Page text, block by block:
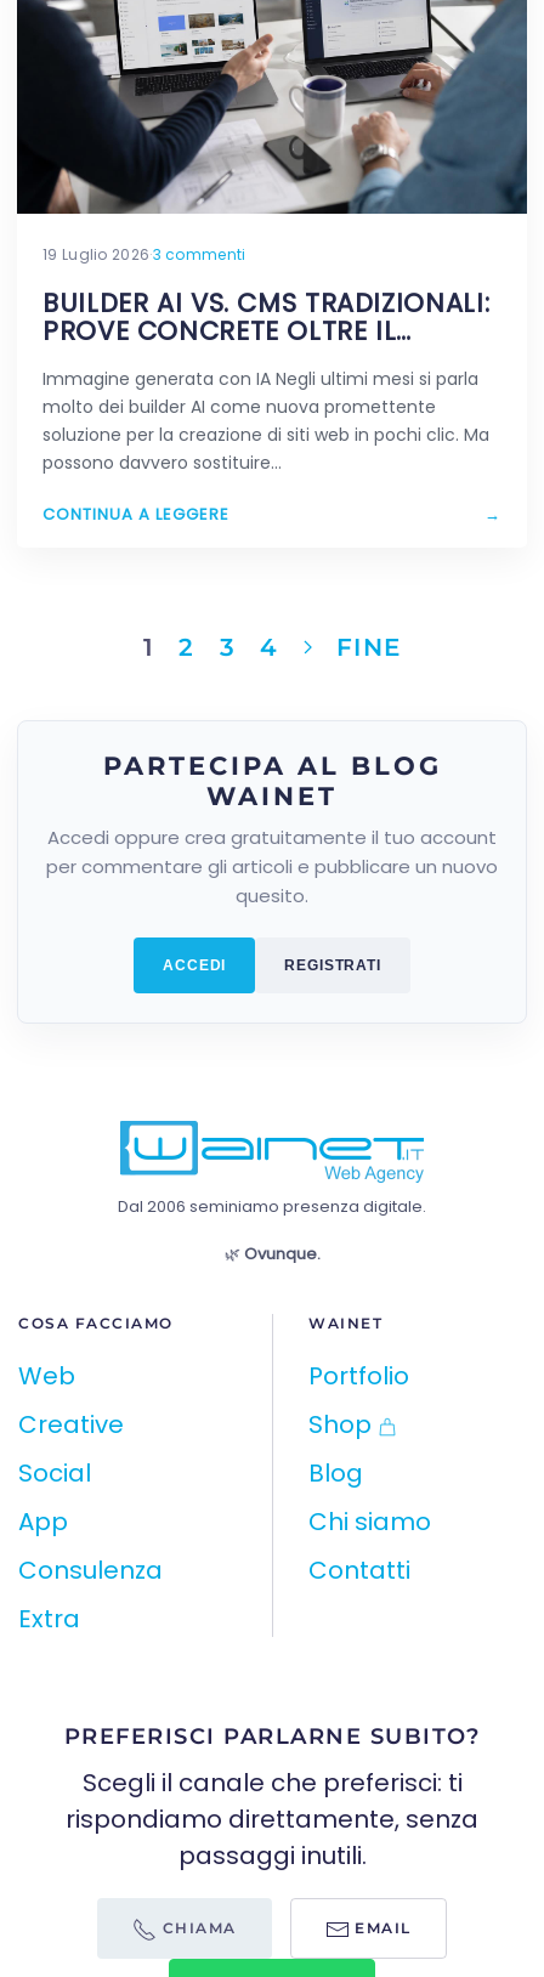
19 Luglio 2026·3 commenti
BUILDER AI VS. CMS TRADIZIONALI:
PROVE CONCRETE OLTRE IL
Immagine generata con IA Negli ultimi mesi si parla
molto dei builder AI come nuova promettente
soluzione per la creazione di siti web in pochi clic. Ma
possono davvero sostituire…
CONTINUA A LEGGERE →
1 2 3 4 FINE
PARTECIPA AL BLOG
WAINET
Accedi oppure crea gratuitamente il tuo account
per commentare gli articoli e pubblicare un nuovo
quesito.
ACCEDI REGISTRATI
Dal 2006 seminiamo presenza digitale.
🌿 Ovunque.
COSA FACCIAMO
Web
Creative
Social
App
Consulenza
Extra
WAINET
Portfolio
Shop
Blog
Chi siamo
Contatti
PREFERISCI PARLARNE SUBITO?
Scegli il canale che preferisci: ti
rispondiamo direttamente, senza
passaggi inutili.
CHIAMA EMAIL